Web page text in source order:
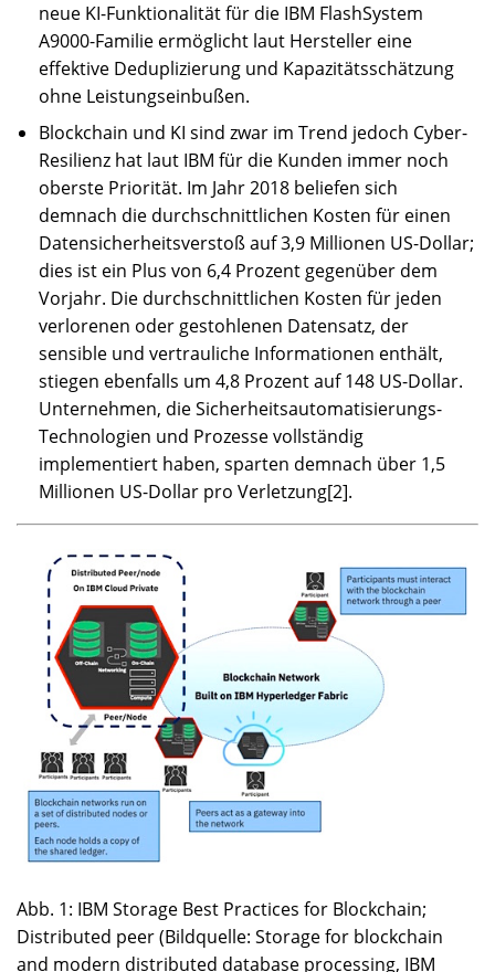
neue KI-Funktionalität für die IBM FlashSystem
A9000-Familie ermöglicht laut Hersteller eine
effektive Deduplizierung und Kapazitätsschätzung
ohne Leistungseinbußen.
Blockchain und KI sind zwar im Trend jedoch Cyber-
Resilienz hat laut IBM für die Kunden immer noch
oberste Priorität. Im Jahr 2018 beliefen sich
demnach die durchschnittlichen Kosten für einen
Datensicherheitsverstoß auf 3,9 Millionen US-Dollar;
dies ist ein Plus von 6,4 Prozent gegenüber dem
Vorjahr. Die durchschnittlichen Kosten für jeden
verlorenen oder gestohlenen Datensatz, der
sensible und vertrauliche Informationen enthält,
stiegen ebenfalls um 4,8 Prozent auf 148 US-Dollar.
Unternehmen, die Sicherheitsautomatisierungs-
Technologien und Prozesse vollständig
implementiert haben, sparten demnach über 1,5
Millionen US-Dollar pro Verletzung[2].
Abb. 1: IBM Storage Best Practices for Blockchain;
Distributed peer (Bildquelle: Storage for blockchain
and modern distributed database processing, IBM